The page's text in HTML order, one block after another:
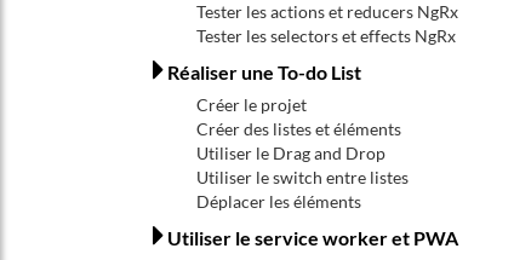
Tester les actions et reducers NgRx
Tester les selectors et effects NgRx
Réaliser une To-do List
Créer le projet
Créer des listes et éléments
Utiliser le Drag and Drop
Utiliser le switch entre listes
Déplacer les éléments
Utiliser le service worker et PWA